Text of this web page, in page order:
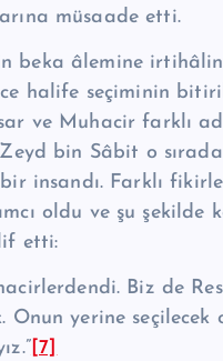
müsaade etti.
beka âlemine
halife seçimi­nin
ve Muhacir farklı
bin Sâbit o
insandı. Farklı
oldu ve şu şekilde
etti:
Biz de
Onun yerine seçilecek
[7]